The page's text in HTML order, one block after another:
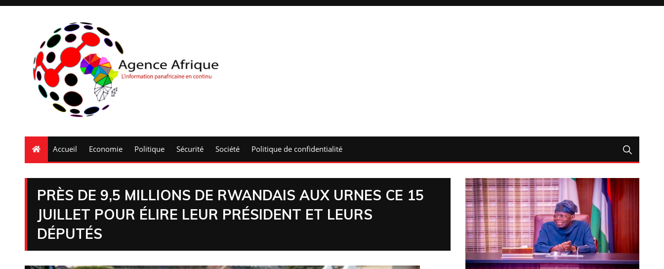
Accueil Economie Politique Sécurité Société Politique de confidentialité
PRÈS DE 9,5 MILLIONS DE RWANDAIS AUX URNES CE 15
JUILLET POUR ÉLIRE LEUR PRÉSIDENT ET LEURS
DÉPUTÉS